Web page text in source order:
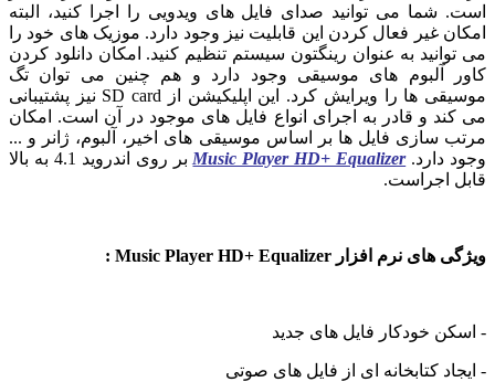
است. شما می توانید صدای فایل های ویدویی را اجرا کنید، البته
امکان غیر فعال کردن این قابلیت نیز وجود دارد. موزیک های خود را
می توانید به عنوان رینگتون سیستم تنظیم کنید. امکان دانلود کردن
کاور آلبوم های موسیقی وجود دارد و هم چنین می توان تگ
موسیقی ها را ویرایش کرد. این اپلیکیشن از SD card نیز پشتیبانی
می کند و قادر به اجرای انواع فایل های موجود در آن است. امکان
مرتب سازی فایل ها بر اساس موسیقی های اخیر، آلبوم، ژانر و ...
وجود دارد.Music Player HD+ Equalizer
بر روی اندروید 4.1 به بالا
قابل اجراست.
ویژگی های نرم افزار Music Player HD+ Equalizer :
- اسکن خودکار فایل های جدید
- ایجاد کتابخانه ای از فایل های صوتی